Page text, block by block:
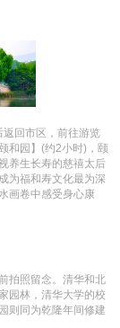
回市区，前往游览
和园】(约2小时)，颐
养生长寿的慈禧太后
为福和寿文化最为深
画卷中感受身心康
拍照留念。清华和北
园林，清华大学的校
则同为乾隆年间修建